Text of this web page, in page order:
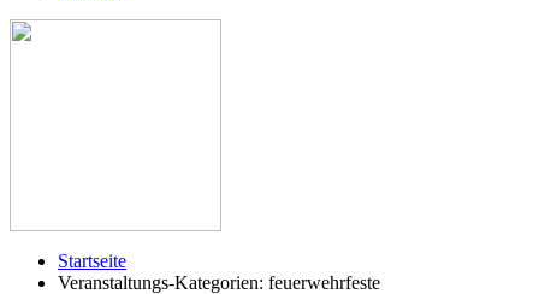
Startseite
Veranstaltungs-Kategorien: feuerwehrfeste